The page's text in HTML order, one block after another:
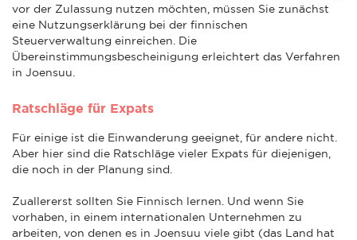
vor der Zulassung nutzen möchten, müssen Sie zunächst
eine Nutzungserklärung bei der finnischen
Steuerverwaltung einreichen. Die
Übereinstimmungsbescheinigung erleichtert das Verfahren
in Joensuu.
Ratschläge für Expats
Für einige ist die Einwanderung geeignet, für andere nicht.
Aber hier sind die Ratschläge vieler Expats für diejenigen,
die noch in der Planung sind.
Zuallererst sollten Sie Finnisch lernen. Und wenn Sie
vorhaben, in einem internationalen Unternehmen zu
arbeiten, von denen es in Joensuu viele gibt (das Land hat